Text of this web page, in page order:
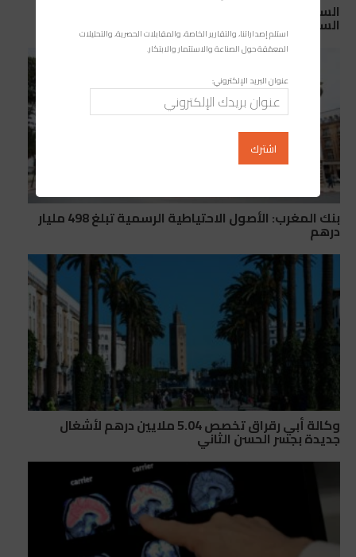
السيارات في المغرب: لماذا تهيمن داسيا ورونو على
السوق المغربية؟
بنك المغرب: الأصول الاحتياطية الرسمية تبلغ 498 مليار
درهم
وكالة أبي رقراق تخصص 5.04 ملايين درهم لأشغال
جديدة بجسر الحسن الثاني
استلم إصداراتنا، والتقارير الخاصة، والمقابلات الحصرية، والتحليلات
المعمّقة حول الصناعة والاستثمار والابتكار.
عنوان البريد الإلكتروني: